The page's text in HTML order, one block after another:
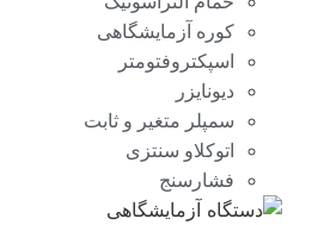
کوره آزمایشگاهی
اسپکتروفتومتر
دیونایزر
سمپلر متغیر و ثابت
اتوکلاو سنتزی
فشارسنج